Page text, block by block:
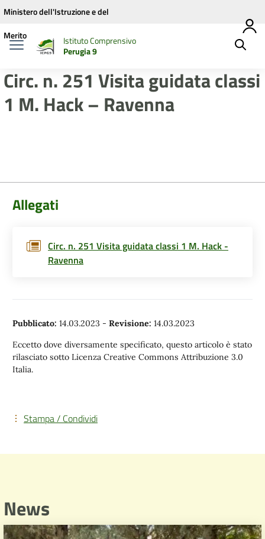
Vai ai contenuti
Vai al menu di navigazione
Vai al footer
Ministero dell'Istruzione e del
Merito
Istituto Comprensivo
Perugia 9
Circ. n. 251 Visita guidata classi
1 M. Hack – Ravenna
Allegati
Circ. n. 251 Visita guidata classi 1 M. Hack -
Ravenna
Pubblicato: 14.03.2023 - Revisione: 14.03.2023
Eccetto dove diversamente specificato, questo articolo è stato
rilasciato sotto Licenza Creative Commons Attribuzione 3.0
Italia.
Stampa / Condividi
News